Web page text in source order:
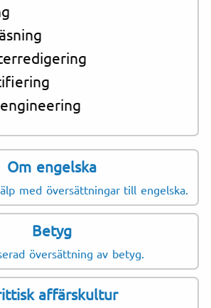
Om engelska
med översättningar till engelska.
Betyg
översättning av betyg.
affärskultur